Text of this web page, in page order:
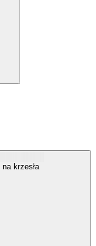
krzesła